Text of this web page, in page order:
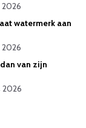
2026
watermerk aan
2026
van zijn
2026